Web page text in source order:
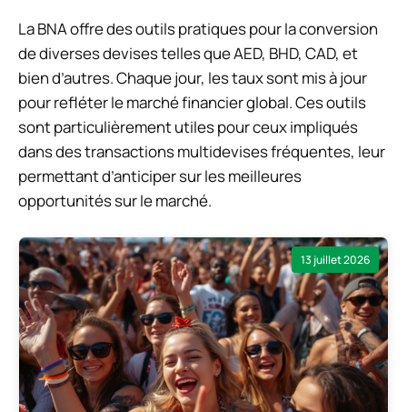
La BNA offre des outils pratiques pour la conversion
de diverses devises telles que AED, BHD, CAD, et
bien d’autres. Chaque jour, les taux sont mis à jour
pour refléter le marché financier global. Ces outils
sont particulièrement utiles pour ceux impliqués
dans des transactions multidevises fréquentes, leur
permettant d’anticiper sur les meilleures
opportunités sur le marché.
13 juillet 2026